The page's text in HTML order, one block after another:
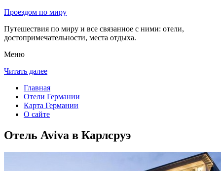
Проездом по миру
Путешествия по миру и все связанное с ними: отели,
достопримечательности, места отдыха.
Меню
Читать далее
Главная
Отели Германии
Карта Германии
О сайте
Отель Aviva в Карлсруэ